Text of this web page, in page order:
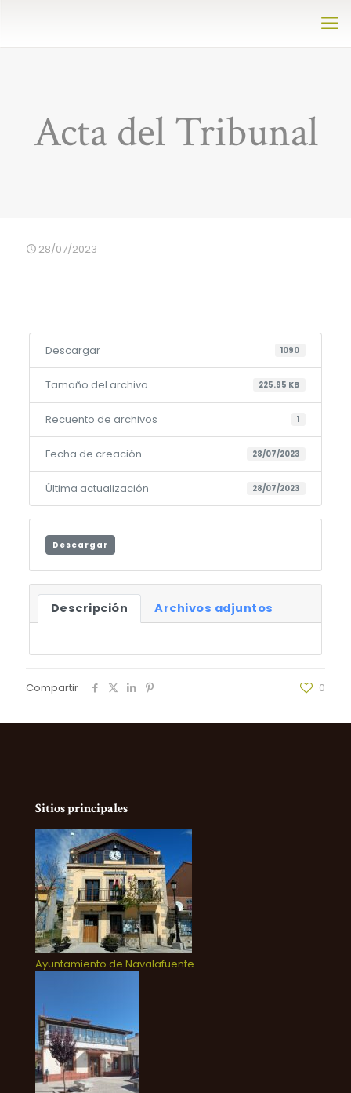
Acta del Tribunal
28/07/2023
Descargar 1090
Tamaño del archivo 225.95 KB
Recuento de archivos 1
Fecha de creación 28/07/2023
Última actualización 28/07/2023
Descargar
Descripción Archivos adjuntos
Compartir 0
Sitios principales
Ayuntamiento de Navalafuente